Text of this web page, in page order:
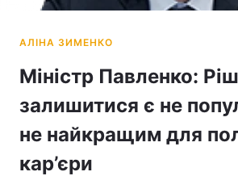
Міністр Павленко:
залишитися є не
не найкращим для
кар’єри